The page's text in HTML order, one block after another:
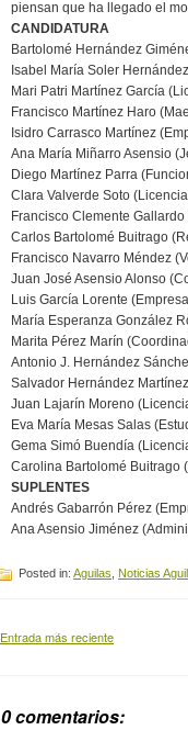
piensan que ha llegado el
CANDIDATURA
Bartolomé Hernández
Isabel María Soler
Mari Patri Martínez García
Francisco Martínez Haro
Isidro Carrasco Martínez
Ana María Miñarro Asensio
Diego Martínez Parra
Clara Valverde Soto
Francisco Clemente
Carlos Bartolomé Buitrago
Francisco Navarro Méndez
Juan José Asensio Alonso
Luis García Lorente
María Esperanza González
Marita Pérez Marín
Antonio J. Hernández
Salvador Hernández
Juan Lajarín Moreno
Eva María Mesas Salas
Gema Simó Buendía
Carolina Bartolomé Buitrago
SUPLENTES
Andrés Gabarrón Pérez
Ana Asensio Jiménez
Posted in: Aguilas Noticias
Entrada más reciente
0 comentarios: